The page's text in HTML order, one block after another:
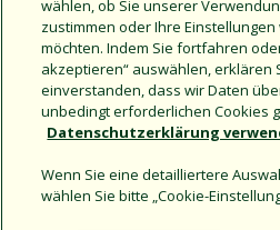
Zubehör für die LF-Serie
wählen, ob Sie unserer
zustimmen oder Ihre
möchten. Indem Sie fortfahren
akzeptieren“ auswählen, erklären
einverstanden, dass wir Daten
unbedingt erforderlichen Cookies
Datenschutzerklärung
Wenn Sie eine detailliertere
wählen Sie bitte „Cookie-